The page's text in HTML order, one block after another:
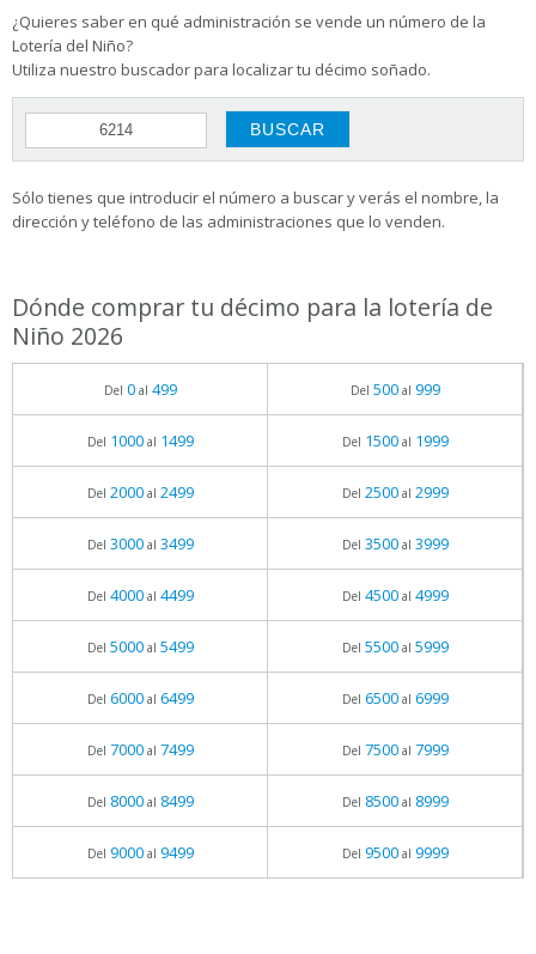
¿Quieres saber en qué administración se vende un número de la
Lotería del Niño?
Utiliza nuestro buscador para localizar tu décimo soñado.
Sólo tienes que introducir el número a buscar y verás el nombre, la
dirección y teléfono de las administraciones que lo venden.
Dónde comprar tu décimo para la lotería de
Niño 2026
Del 0al 499 Del 500al 999
Del 1000al 1499 Del 1500al 1999
Del 2000al 2499 Del 2500al 2999
Del 3000al 3499 Del 3500al 3999
Del 4000al 4499 Del 4500al 4999
Del 5000al 5499 Del 5500al 5999
Del 6000al 6499 Del 6500al 6999
Del 7000al 7499 Del 7500al 7999
Del 8000al 8499 Del 8500al 8999
Del 9000al 9499 Del 9500al 9999